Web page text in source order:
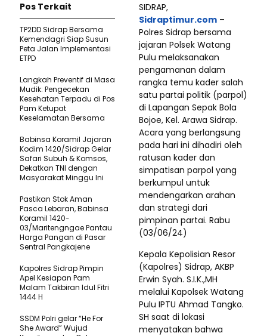
SIDRAP,
Sidraptimur.com –
Polres Sidrap bersama
jajaran Polsek Watang
Pulu melaksanakan
pengamanan dalam
rangka temu kader salah
satu partai politik (parpol)
di Lapangan Sepak Bola
Bojoe, Kel. Arawa Sidrap.
Acara yang berlangsung
pada hari ini dihadiri oleh
ratusan kader dan
simpatisan parpol yang
berkumpul untuk
mendengarkan arahan
dan strategi dari
pimpinan partai. Rabu
(03/06/24)
Kepala Kepolisian Resor
(Kapolres) Sidrap, AKBP
Erwin Syah. S.I.K.,MH
melalui Kapolsek Watang
Pulu IPTU Ahmad Tangko.
SH saat di lokasi
menyatakan bahwa
Pos Terkait
TP2DD Sidrap Bersama
Kemendagri Siap Susun
Peta Jalan Implementasi
ETPD
Langkah Preventif di Masa
Mudik: Pengecekan
Kesehatan Terpadu di Pos
Pam Ketupat
Keselamatan Bersama
Babinsa Koramil Jajaran
Kodim 1420/Sidrap Gelar
Safari Subuh & Komsos,
Dekatkan TNI dengan
Masyarakat Minggu Ini
Pastikan Stok Aman
Pasca Lebaran, Babinsa
Koramil 1420-
03/Maritengngae Pantau
Harga Pangan di Pasar
Sentral Pangkajene
Kapolres Sidrap Pimpin
Apel Kesiapan Pam
Malam Takbiran Idul Fitri
1444 H
SSDM Polri gelar “He For
She Award” Wujud